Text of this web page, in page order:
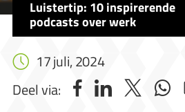
Luistertip: 10 inspirerende
podcasts over werk
17 juli, 2024
Deel via: